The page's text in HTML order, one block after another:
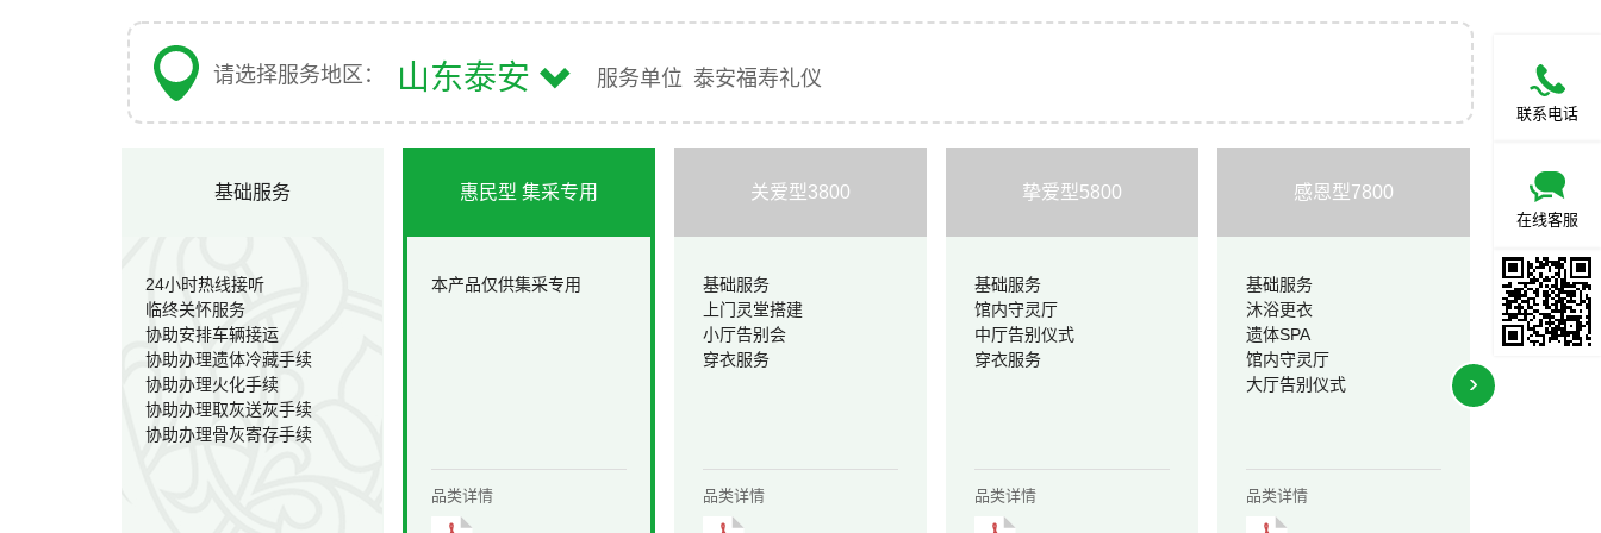
请选择服务地区： 山东泰安 服务单位 泰安福寿礼仪
基础服务
24小时热线接听
临终关怀服务
协助安排车辆接运
协助办理遗体冷藏手续
协助办理火化手续
协助办理取灰送灰手续
协助办理骨灰寄存手续
惠民型 集采专用
本产品仅供集采专用
品类详情
关爱型3800
基础服务
上门灵堂搭建
小厅告别会
穿衣服务
品类详情
挚爱型5800
基础服务
馆内守灵厅
中厅告别仪式
穿衣服务
品类详情
感恩型7800
基础服务
沐浴更衣
遗体SPA
馆内守灵厅
大厅告别仪式
品类详情
惠民
集采1200
›
联系电话
在线客服